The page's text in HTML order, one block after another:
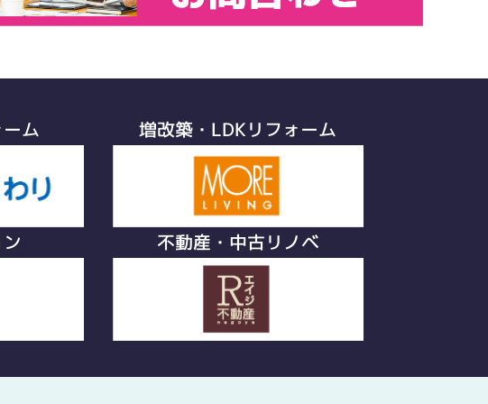
ム 増改築・LDKリフォーム
不動産・中古リノベ